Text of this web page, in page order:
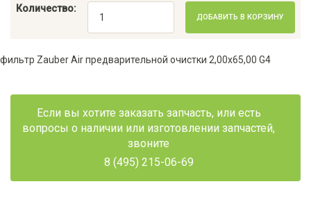
Количество:
ДОБАВИТЬ В КОРЗИНУ
фильтр Zauber Air предварительной очистки 2,00х65,00 G4
Если вы хотите заказать запчасть, или есть
вопросы о наличии или изготовлении запчастей,
звоните
8 (495) 215-06-69